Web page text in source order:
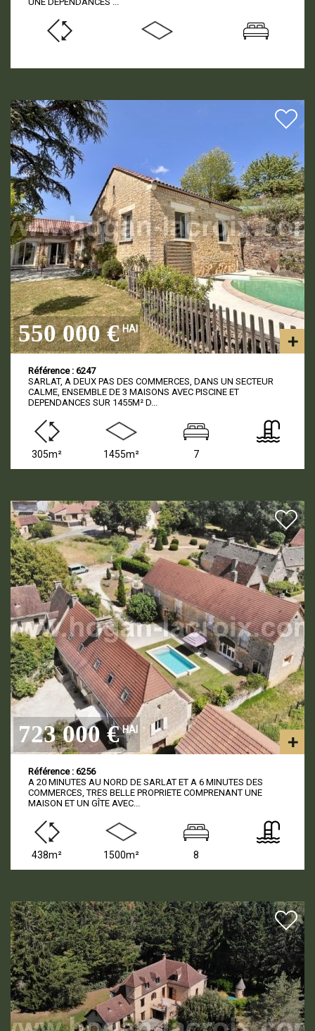
550 000 € HAI
Référence : 6247
SARLAT, A DEUX PAS DES COMMERCES, DANS UN SECTEUR
CALME, ENSEMBLE DE 3 MAISONS AVEC PISCINE ET
DEPENDANCES SUR 1455M² D...
305m² 1455m² 7
723 000 € HAI
Référence : 6256
A 20 MINUTES AU NORD DE SARLAT ET A 6 MINUTES DES
COMMERCES, TRES BELLE PROPRIETE COMPRENANT UNE
MAISON ET UN GÎTE AVEC...
438m² 1500m² 8